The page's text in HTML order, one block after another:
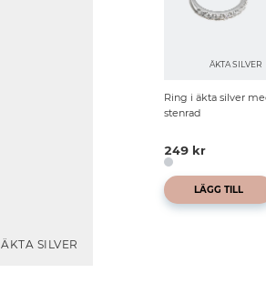
ÄKTA SILVER
ÄKTA SILVER
Ring i äkta silver
stenrad
249 kr
LÄGG TILL